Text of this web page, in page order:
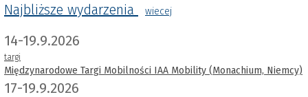
Najbliższe wydarzenia
wiecej
14-19.9.2026
targi
Międzynarodowe Targi Mobilności IAA Mobility (Monachium, Niemcy)
17-19.9.2026